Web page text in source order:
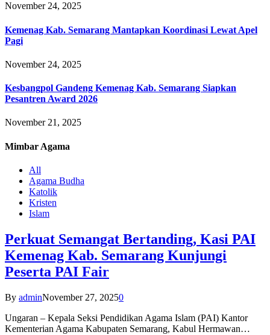
November 24, 2025
Kemenag Kab. Semarang Mantapkan Koordinasi Lewat Apel
Pagi
November 24, 2025
Kesbangpol Gandeng Kemenag Kab. Semarang Siapkan
Pesantren Award 2026
November 21, 2025
Mimbar Agama
All
Agama Budha
Katolik
Kristen
Islam
Perkuat Semangat Bertanding, Kasi PAI
Kemenag Kab. Semarang Kunjungi
Peserta PAI Fair
By adminNovember 27, 20250
Ungaran – Kepala Seksi Pendidikan Agama Islam (PAI) Kantor
Kementerian Agama Kabupaten Semarang, Kabul Hermawan…